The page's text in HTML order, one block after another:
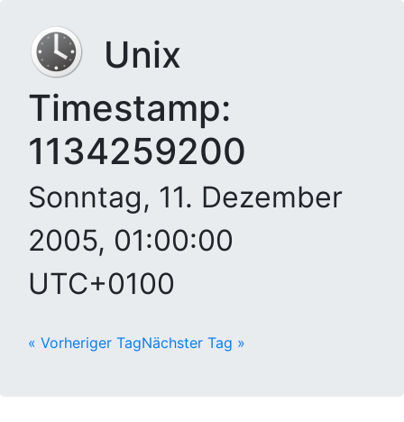
Unix
Timestamp:
1134259200
Sonntag, 11. Dezember
2005, 01:00:00
UTC+0100
« Vorheriger TagNächster Tag »